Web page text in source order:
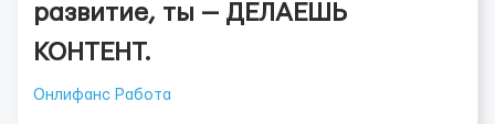
развитие, ты — ДЕЛАЕШЬ
КОНТЕНТ.
Онлифанс Работа